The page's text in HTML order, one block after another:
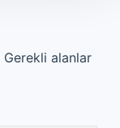
Gerekli alanlar